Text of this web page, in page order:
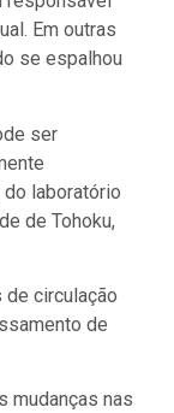
Em outras
se espalhou
ser
laboratório
de Tohoku,
de circulação
de
mudanças nas